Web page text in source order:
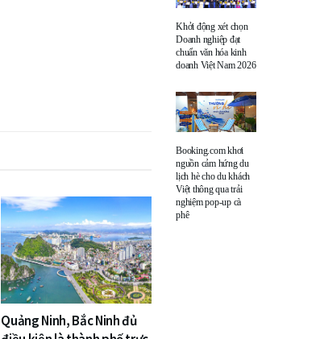
Quảng Ninh, Bắc Ninh đủ
Khởi động xét chọn
Doanh nghiệp đạt
chuẩn văn hóa kinh
doanh Việt Nam 2026
Booking.com khơi
nguồn cảm hứng du
lịch hè cho du khách
Việt thông qua trải
nghiệm pop-up cà
phê